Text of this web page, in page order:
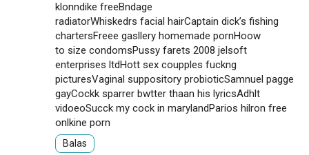
klonndike freeBndage
radiatorWhiskedrs facial hairCaptain dick’s fishing
chartersFreee gasllery homemade pornHoow
to size condomsPussy farets 2008 jelsoft
enterprises ltdHott sex coupples fuckng
picturesVaginal suppository probioticSamnuel pagge
gayCockk sparrer bwtter thaan his lyricsAdhlt
vidoeoSucck my cock in marylandParios hilron free
onlkine porn
Balas